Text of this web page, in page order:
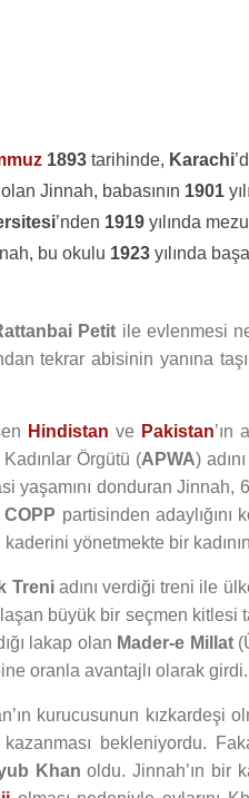
1893 tarihinde, Karachi
Jinnah, babasının 1901
’nden 1919 yılında
bu okulu 1923 yılında
Petit ile evlenmesi
tekrar abisinin yanına
Hindistan ve Pakistan’ın
Örgütü (APWA)
yaşamını donduran Jinnah,
COPP partisinden
kaderini yönetmekte bir
Treniadını verdiği treni ile
büyük bir seçmen kitlesi
lakap olan Mader-e Millat
oranla avantajlı olarak girdi.
kurucusunun kızkardeşi
bekleniyordu.
Khan oldu. Jinnah’ın bir